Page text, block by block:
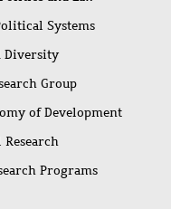
Systems
Diversity
Group
of Development
Programs